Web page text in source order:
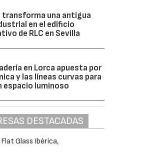
transforma una antigua
en el edificio
de RLC en Sevilla
en Lorca apuesta por
y las líneas curvas para
espacio luminoso
DESTACADAS